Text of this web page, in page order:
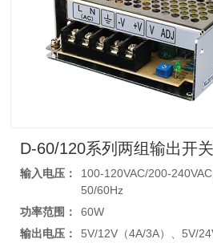
D-60/120系列两组输出开
输入电压：
100-120VAC/200-
50/60Hz
功率范围：
60W
输出电压：
5V/12V（4A/3A）、5V/